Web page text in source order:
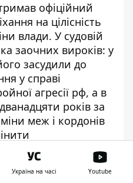
офіційний
на цілісність
влади. У судовій
заочних вироків: у
засудили до
у справі
агресії рф, а в
років за
меж і кордонів
Україна на часі Youtube